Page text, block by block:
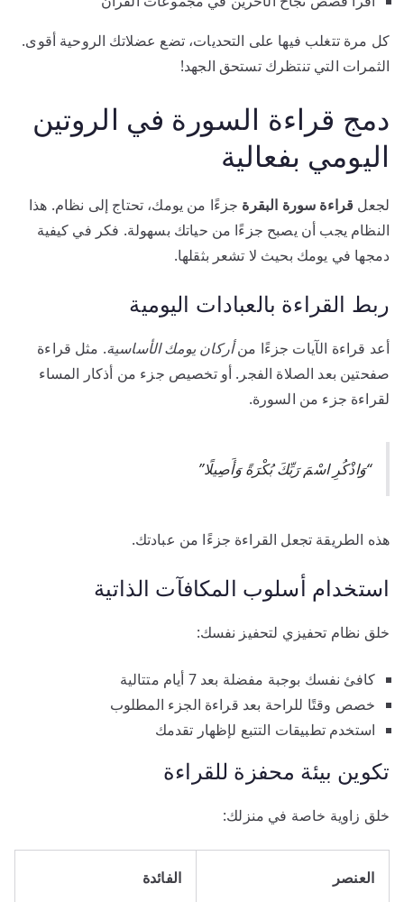
كل مرة تتغلب فيها على التحديات، تضع عضلاتك الروحية أقوى.
الثمرات التي تنتظرك تستحق الجهد!
دمج قراءة السورة في الروتين
اليومي بفعالية
لجعل قراءة سورة البقرة جزءًا من يومك، تحتاج إلى نظام. هذا
النظام يجب أن يصبح جزءًا من حياتك بسهولة. فكر في كيفية
دمجها في يومك بحيث لا تشعر بثقلها.
ربط القراءة بالعبادات اليومية
أعد قراءة الآيات جزءًا منأركان يومك الأساسية. مثل قراءة
صفحتين بعد الصلاة الفجر. أو تخصيص جزء من أذكار المساء
لقراءة جزء من السورة.
“وَاذْكُرِ اسْمَ رَبِّكَ بُكْرَةً وَأَصِيلًا”
هذه الطريقة تجعل القراءة جزءًا من عبادتك.
استخدام أسلوب المكافآت الذاتية
خلق نظام تحفيزي لتحفيز نفسك:
كافئ نفسك بوجبة مفضلة بعد 7 أيام متتالية
خصص وقتًا للراحة بعد قراءة الجزء المطلوب
استخدم تطبيقات التتبع لإظهار تقدمك
تكوين بيئة محفزة للقراءة
خلق زاوية خاصة في منزلك:
العنصر الفائدة